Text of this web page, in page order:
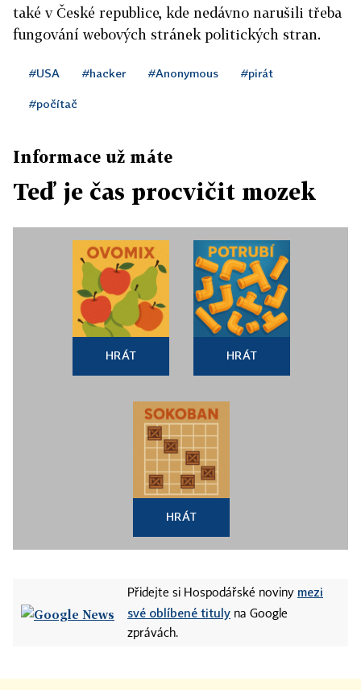
také v České republice, kde nedávno narušili třeba
fungování webových stránek politických stran.
#USA #hacker #Anonymous #pirát
#počítač
Informace už máte
Teď je čas procvičit mozek
HRÁT HRÁT
HRÁT
Přidejte si Hospodářské noviny mezi
své oblíbené tituly na Google
zprávách.